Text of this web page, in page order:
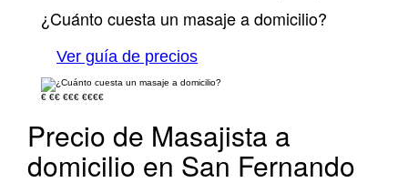
¿Cuánto cuesta un masaje a domicilio?
Ver guía de precios
€ €€ €€€ €€€€
Precio de Masajista a
domicilio en San Fernando